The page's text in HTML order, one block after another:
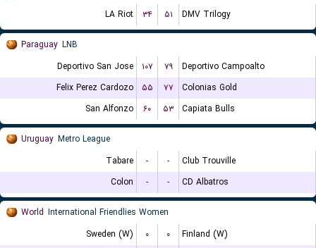
LA Riot
۳۴ ۵۱ DMV Trilogy
Paraguay LNB
Deportivo San Jose
۱۰۷ ۷۹
Deportivo Campoalto
Felix Perez Cardozo
۵۵ ۷۷
Colonias Gold
San Alfonzo
۶۰ ۵۳ Capiata Bulls
Uruguay Metro League
Tabare
- -
Club Trouville
Colon
- - CD Albatros
World International Friendlies Women
Sweden (W)
۰ ۰
Finland (W)